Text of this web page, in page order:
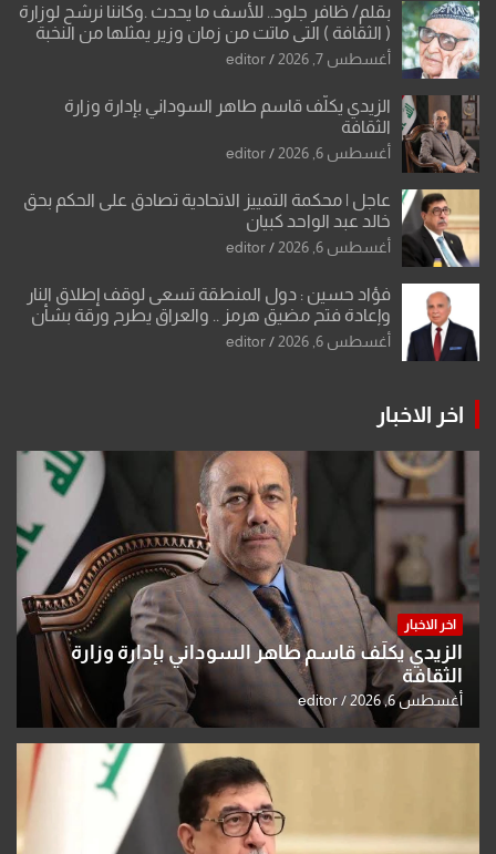
بقلم/ ظافر جلود.. للأسف ما يحدث .وكاننا نرشح لوزارة
( الثقافة ) التي ماتت من زمان وزير يمثلها من النخبة
والإرث العظيم للثقافة العراقية..
أغسطس 7, 2026 editor
الزيدي يكلّف قاسم طاهر السوداني بإدارة وزارة
الثقافة
أغسطس 6, 2026 editor
عاجل | محكمة التمييز الاتحادية تصادق على الحكم بحق
خالد عبد الواحد كبيان
أغسطس 6, 2026 editor
فؤاد حسين : دول المنطقة تسعى لوقف إطلاق النار
وإعادة فتح مضيق هرمز .. والعراق يطرح ورقة بشأن
تحولات القدس
أغسطس 6, 2026 editor
اخر الاخبار
اخر الاخبار
الزيدي يكلّف قاسم طاهر السوداني بإدارة وزارة
الثقافة
أغسطس 6, 2026 editor